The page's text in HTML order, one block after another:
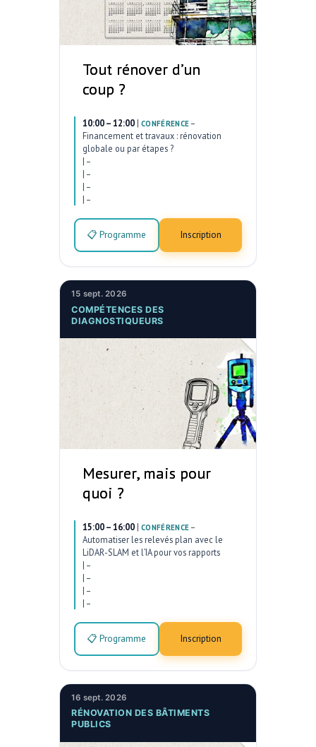
Tout rénover d’un
coup ?
10:00 – 12:00 | CONFÉRENCE –
Financement et travaux : rénovation
globale ou par étapes ?
| –
| –
| –
| –
📋 Programme Inscription
15 sept. 2026
COMPÉTENCES DES
DIAGNOSTIQUEURS
Mesurer, mais pour
quoi ?
15:00 – 16:00 | CONFÉRENCE –
Automatiser les relevés plan avec le
LiDAR-SLAM et l’IA pour vos rapports
| –
| –
| –
| –
📋 Programme Inscription
16 sept. 2026
RÉNOVATION DES BÂTIMENTS
PUBLICS